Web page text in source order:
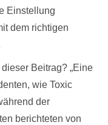
Einstellung
dem richtigen
Beitrag? „Eine
wie Toxic
der
berichteten von